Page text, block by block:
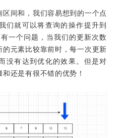
间和，我们容易想到的一个点
们就可以将查询的操作提升到
一个问题，当我们的更新次数
元素比较靠前时，每一次更新
没有达到优化的效果。但是对
还是有很不错的优势！